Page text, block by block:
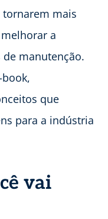
mais
a
manutenção.
que
para a indústria
vai